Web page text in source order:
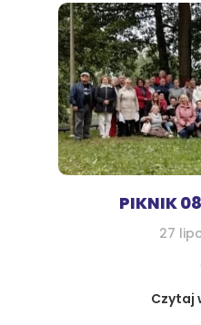
PIKNIK
27
Czytaj